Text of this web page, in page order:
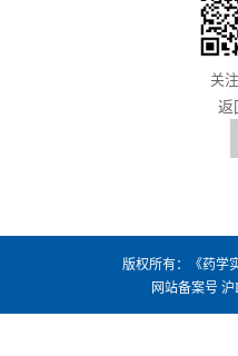
关注
返
版权所有：《药学
网站备案号 沪